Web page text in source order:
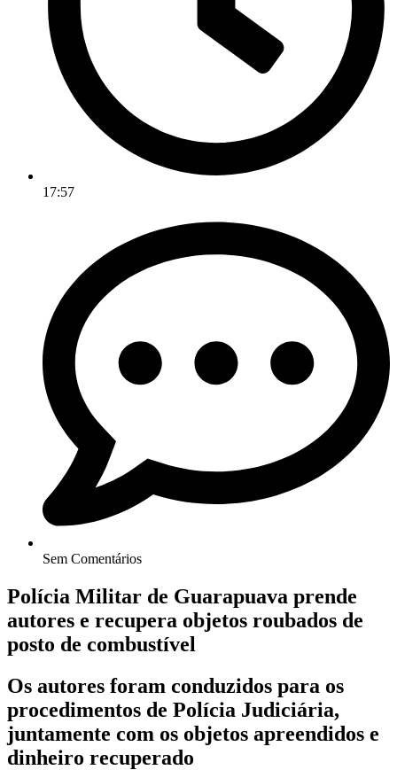
17:57
Sem Comentários
Polícia Militar de Guarapuava prende
autores e recupera objetos roubados de
posto de combustível
Os autores foram conduzidos para os
procedimentos de Polícia Judiciária,
juntamente com os objetos apreendidos e
dinheiro recuperado